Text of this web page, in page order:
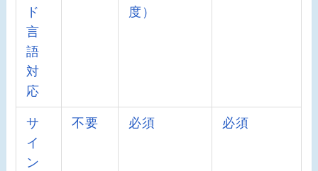
ド
言
語
対
応
度）
サ
イ
ン
不要 必須 必須